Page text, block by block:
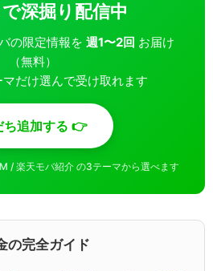
で深掘り配信中
の限定情報を 週1〜2回 お届け
（無料）
だけ選んで受け取れます
ち追加する 👉
/ 楽天モバ紹介 の3テーマから選べます
の完全ガイド